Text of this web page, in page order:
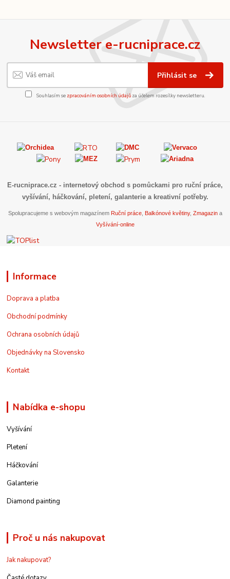
Newsletter e-rucniprace.cz
Přihlásit se
Souhlasím se zpracováním osobních údajůza účelem rozesílky newsletteru.
E-rucniprace.cz - internetový obchod s pomůckami pro ruční práce,
vyšívání, háčkování, pletení, galanterie a kreativní potřeby.
Spolupracujeme s webovým magazínem Ruční práce, Balkónové květiny, Zmagazina
Vyšívání-online
Informace
Doprava a platba
Obchodní podmínky
Ochrana osobních údajů
Objednávky na Slovensko
Kontakt
Nabídka e-shopu
Vyšívání
Pletení
Háčkování
Galanterie
Diamond painting
Proč u nás nakupovat
Jak nakupovat?